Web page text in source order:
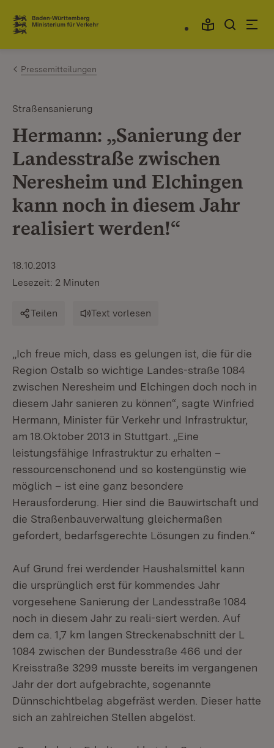
Zum Inhalt springen
Link zur Startseite
Pressemitteilungen
Straßensanierung
Hermann: „Sanierung der
Landesstraße zwischen
Neresheim und Elchingen
kann noch in diesem Jahr
realisiert werden!“
18.10.2013
Lesezeit: 2 Minuten
Teilen Text vorlesen
„Ich freue mich, dass es gelungen ist, die für die
Region Ostalb so wichtige Landes-straße 1084
zwischen Neresheim und Elchingen doch noch in
diesem Jahr sanieren zu können“, sagte Winfried
Hermann, Minister für Verkehr und Infrastruktur,
am 18.Oktober 2013 in Stuttgart. „Eine
leistungsfähige Infrastruktur zu erhalten –
ressourcenschonend und so kostengünstig wie
möglich – ist eine ganz besondere
Herausforderung. Hier sind die Bauwirtschaft und
die Straßenbauverwaltung gleichermaßen
gefordert, bedarfsgerechte Lösungen zu finden.“
Auf Grund frei werdender Haushalsmittel kann
die ursprünglich erst für kommendes Jahr
vorgesehene Sanierung der Landesstraße 1084
noch in diesem Jahr zu reali-siert werden. Auf
dem ca. 1,7 km langen Streckenabschnitt der L
1084 zwischen der Bundesstraße 466 und der
Kreisstraße 3299 musste bereits im vergangenen
Jahr der dort aufgebrachte, sogenannte
Dünnschichtbelag abgefräst werden. Dieser hatte
sich an zahlreichen Stellen abgelöst.